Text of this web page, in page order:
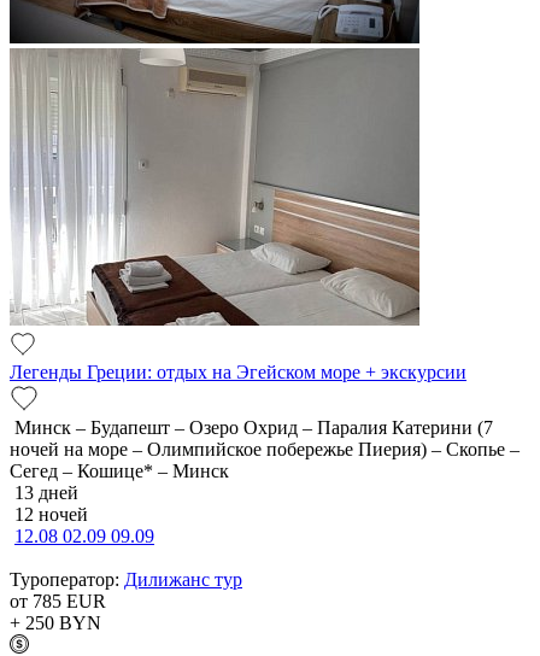
Легенды Греции: отдых на Эгейском море + экскурсии
Минск – Будапешт – Озеро Охрид – Паралия Катерини (7
ночей на море – Олимпийское побережье Пиерия) – Скопье –
Сегед – Кошице* – Минск
13 дней
12 ночей
12.08 02.09 09.09
Туроператор: Дилижанс тур
от 785 EUR
+ 250 BYN